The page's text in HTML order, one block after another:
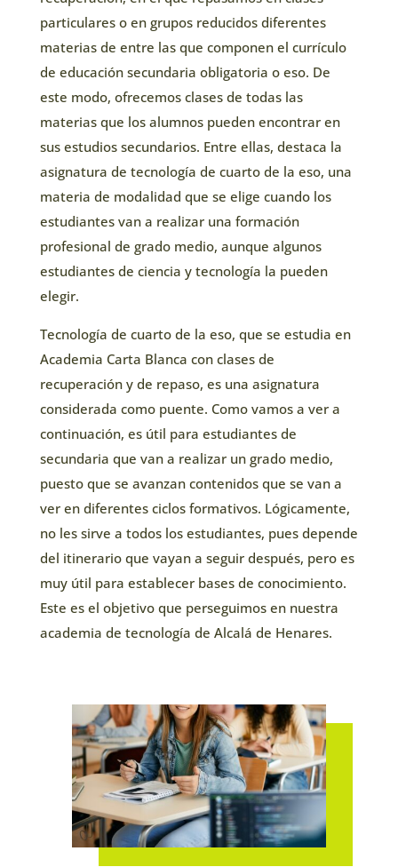
particulares o en grupos reducidos diferentes
materias de entre las que componen el currículo
de educación secundaria obligatoria o eso. De
este modo, ofrecemos clases de todas las
materias que los alumnos pueden encontrar en
sus estudios secundarios. Entre ellas, destaca la
asignatura de tecnología de cuarto de la eso, una
materia de modalidad que se elige cuando los
estudiantes van a realizar una formación
profesional de grado medio, aunque algunos
estudiantes de ciencia y tecnología la pueden
elegir.
Tecnología de cuarto de la eso, que se estudia en
Academia Carta Blanca con clases de
recuperación y de repaso, es una asignatura
considerada como puente. Como vamos a ver a
continuación, es útil para estudiantes de
secundaria que van a realizar un grado medio,
puesto que se avanzan contenidos que se van a
ver en diferentes ciclos formativos. Lógicamente,
no les sirve a todos los estudiantes, pues depende
del itinerario que vayan a seguir después, pero es
muy útil para establecer bases de conocimiento.
Este es el objetivo que perseguimos en nuestra
academia de tecnología de Alcalá de Henares.